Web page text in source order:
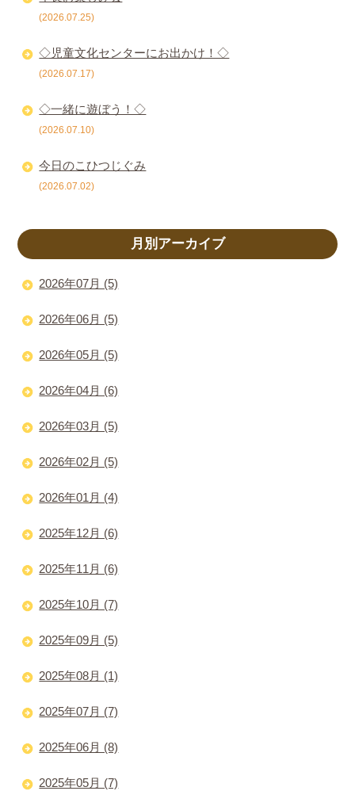
(2026.07.25)
◇児童文化センターにお出かけ！◇
(2026.07.17)
◇一緒に遊ぼう！◇
(2026.07.10)
今日のこひつじぐみ
(2026.07.02)
月別アーカイブ
2026年07月 (5)
2026年06月 (5)
2026年05月 (5)
2026年04月 (6)
2026年03月 (5)
2026年02月 (5)
2026年01月 (4)
2025年12月 (6)
2025年11月 (6)
2025年10月 (7)
2025年09月 (5)
2025年08月 (1)
2025年07月 (7)
2025年06月 (8)
2025年05月 (7)